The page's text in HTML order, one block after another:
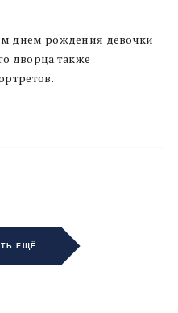
днем рождения девочки
дворца также
ЕЩЁ